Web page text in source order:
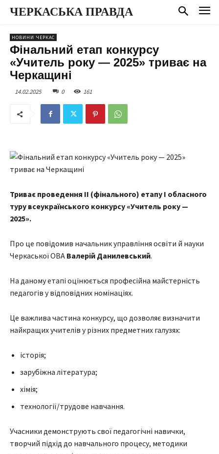
ЧЕРКАСЬКА ПРАВДА
НОВИНИ ЧЕРКАС
Фінальний етап конкурсу
«Учитель року — 2025» триває на
Черкащині
14.02.2025 0 161
Триває проведення ІІ (фінального) етапу І обласного
туру всеукраїнського конкурсу «Учитель року —
2025».
Про це повідомив начальник управління освіти й науки
Черкаської ОВА Валерій Данилевський.
На даному етапі оцінюється професійна майстерність
педагогів у відповідних номінаціях.
Це важлива частина конкурсу, що дозволяє визначити
найкращих учителів у різних предметних галузях:
історія;
зарубіжна література;
хімія;
технології/трудове навчання.
Учасники демонструють свої педагогічні навички,
творчий підхід до навчального процесу, методики